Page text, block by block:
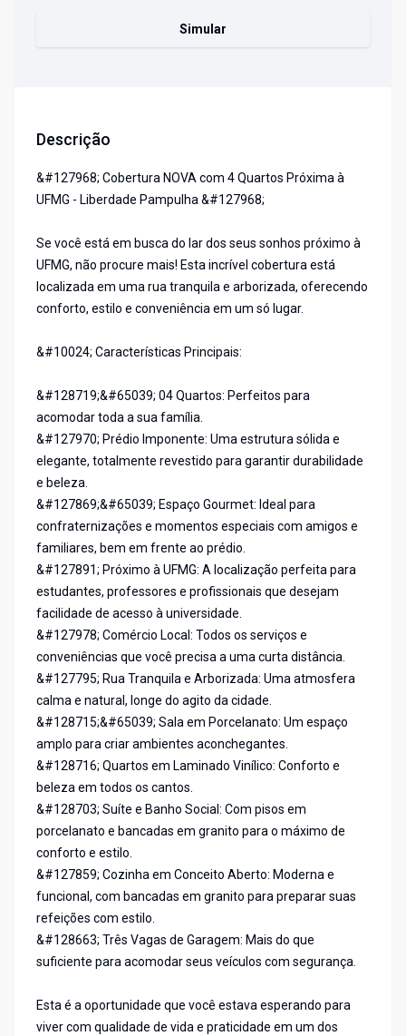
Simular
Descrição
&#127968; Cobertura NOVA com 4 Quartos Próxima à
UFMG - Liberdade Pampulha &#127968;
Se você está em busca do lar dos seus sonhos próximo à
UFMG, não procure mais! Esta incrível cobertura está
localizada em uma rua tranquila e arborizada, oferecendo
conforto, estilo e conveniência em um só lugar.
&#10024; Características Principais:
&#128719;&#65039; 04 Quartos: Perfeitos para
acomodar toda a sua família.
&#127970; Prédio Imponente: Uma estrutura sólida e
elegante, totalmente revestido para garantir durabilidade
e beleza.
&#127869;&#65039; Espaço Gourmet: Ideal para
confraternizações e momentos especiais com amigos e
familiares, bem em frente ao prédio.
&#127891; Próximo à UFMG: A localização perfeita para
estudantes, professores e profissionais que desejam
facilidade de acesso à universidade.
&#127978; Comércio Local: Todos os serviços e
conveniências que você precisa a uma curta distância.
&#127795; Rua Tranquila e Arborizada: Uma atmosfera
calma e natural, longe do agito da cidade.
&#128715;&#65039; Sala em Porcelanato: Um espaço
amplo para criar ambientes aconchegantes.
&#128716; Quartos em Laminado Vinílico: Conforto e
beleza em todos os cantos.
&#128703; Suíte e Banho Social: Com pisos em
porcelanato e bancadas em granito para o máximo de
conforto e estilo.
&#127859; Cozinha em Conceito Aberto: Moderna e
funcional, com bancadas em granito para preparar suas
refeições com estilo.
&#128663; Três Vagas de Garagem: Mais do que
suficiente para acomodar seus veículos com segurança.
Esta é a oportunidade que você estava esperando para
viver com qualidade de vida e praticidade em um dos